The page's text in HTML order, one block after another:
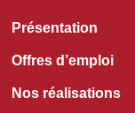
Présentation
Offres d’emploi
Nos réalisations